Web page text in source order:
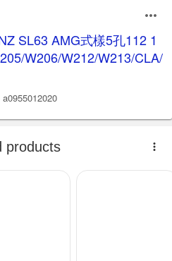
SL63 AMG式樣5孔112 1
W206/W212/W213/CLA/